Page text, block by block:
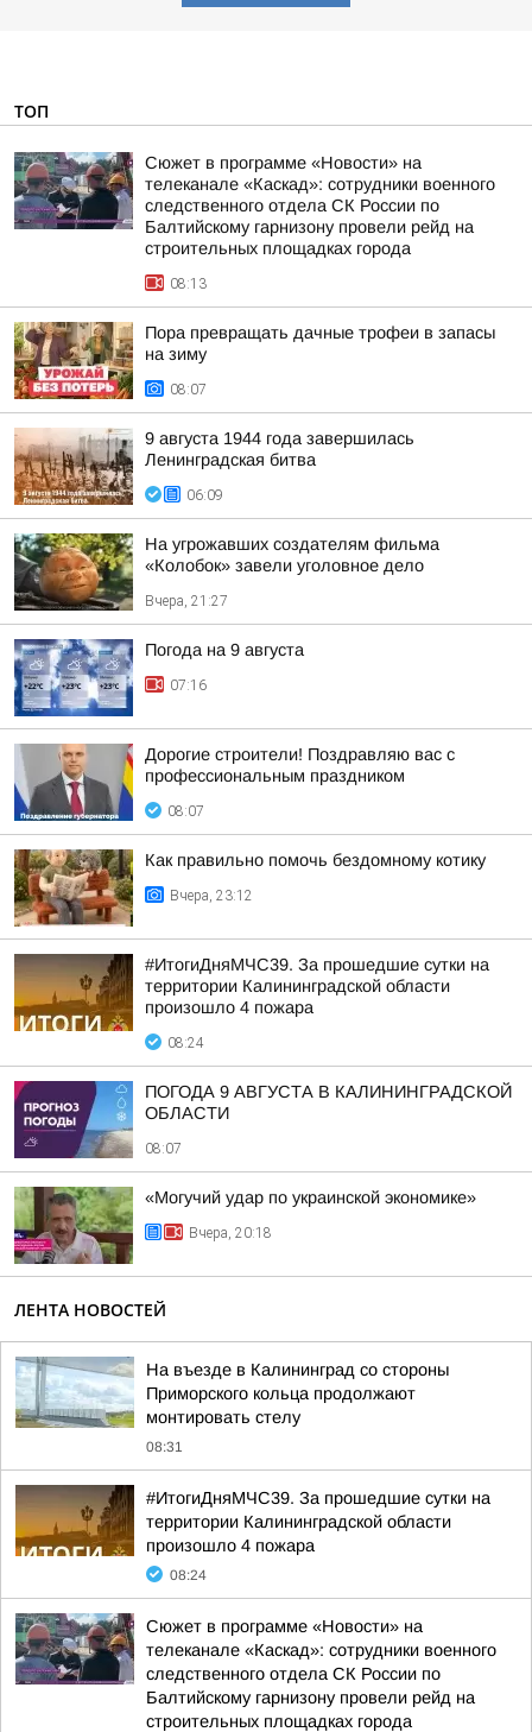
ТОП
Сюжет в программе «Новости» на
телеканале «Каскад»: сотрудники военного
следственного отдела СК России по
Балтийскому гарнизону провели рейд на
строительных площадках города
08:13
Пора превращать дачные трофеи в запасы
на зиму
08:07
9 августа 1944 года завершилась
Ленинградская битва
06:09
На угрожавших создателям фильма
«Колобок» завели уголовное дело
Вчера, 21:27
Погода на 9 августа
07:16
Дорогие строители! Поздравляю вас с
профессиональным праздником
08:07
Как правильно помочь бездомному котику
Вчера, 23:12
#ИтогиДняМЧС39. За прошедшие сутки на
территории Калининградской области
произошло 4 пожара
08:24
ПОГОДА 9 АВГУСТА В КАЛИНИНГРАДСКОЙ
ОБЛАСТИ
08:07
«Могучий удар по украинской экономике»
Вчера, 20:18
ЛЕНТА НОВОСТЕЙ
На въезде в Калининград со стороны
Приморского кольца продолжают
монтировать стелу
08:31
#ИтогиДняМЧС39. За прошедшие сутки на
территории Калининградской области
произошло 4 пожара
08:24
Сюжет в программе «Новости» на
телеканале «Каскад»: сотрудники военного
следственного отдела СК России по
Балтийскому гарнизону провели рейд на
строительных площадках города